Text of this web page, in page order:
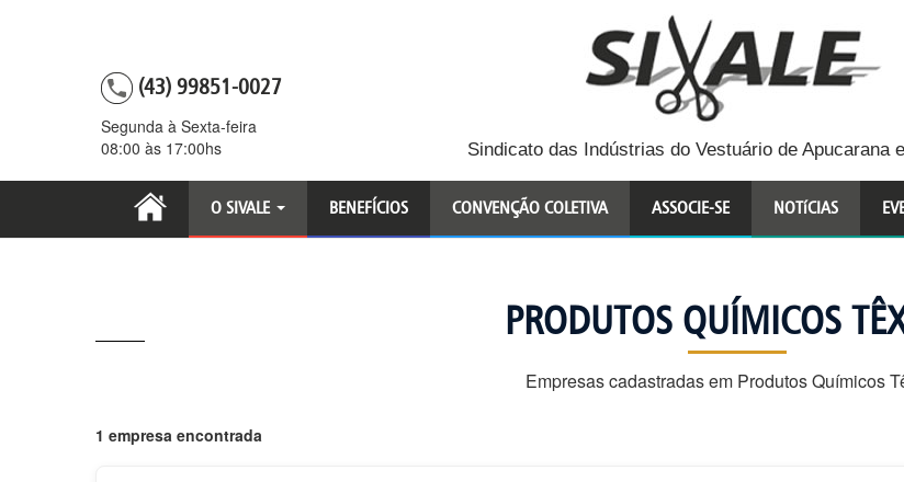
(43) 99851-0027
Segunda à Sexta-feira
08:00 às 17:00hs
Sindicato das Indústrias do Vestuário de Apucarana
O SIVALE BENEFÍCIOS CONVENÇÃO COLETIVA ASSOCIE-SE NOTíCIAS
PRODUTOS QUÍMICOS
Empresas cadastradas em Produtos Químicos
1 empresa encontrada